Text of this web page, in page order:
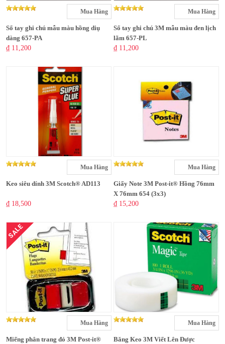
Mua Hàng
Sổ tay ghi chú mẫu màu hồng diụ
dàng 657-PA
₫ 11,200
Mua Hàng
Sổ tay ghi chú 3M mẫu màu đen lịch
lãm 657-PL
₫ 11,200
Mua Hàng
Keo siêu dính 3M Scotch® AD113
₫ 18,500
Mua Hàng
Giấy Note 3M Post-it® Hồng 76mm
X 76mm 654 (3x3)
₫ 15,200
SALE
Mua Hàng
Miếng phân trang đỏ 3M Post-it®
Mua Hàng
Băng Keo 3M Viết Lên Được